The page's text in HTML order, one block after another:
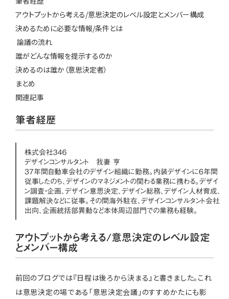
アウトプットから考える/意思決定のレベル設定とメンバー構成
決めるために必要な情報/条件とは
論議の流れ
誰がどんな情報を提示するのか
決めるのは誰か（意思決定者）
まとめ
関連記事
筆者経歴
株式会社３４６
デザインコンサルタント 我妻 亨
37年間自動車会社のデザイン組織に勤務。内装デザインに6年間
従事したのち、デザインのマネジメントの関わる業務に携わる。デザイ
ン調査・企画、デザイン意思決定、デザイン総務、デザイン人材育成、
課題解決などに従事。その間海外駐在、デザインコンサルタント会社
出向、企画統括部異動など本体周辺部門での業務も経験。
アウトプットから考える/意思決定のレベル設定
とメンバー構成
前回のブログでは『日程は後ろから決まる』と書きました。これ
は意思決定の場である「意思決定会議」のすすめかたにも影